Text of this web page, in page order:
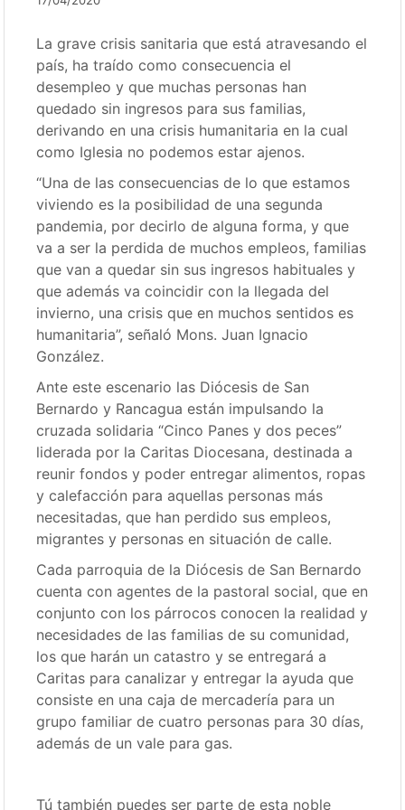
La grave crisis sanitaria que está atravesando el
país, ha traído como consecuencia el
desempleo y que muchas personas han
quedado sin ingresos para sus familias,
derivando en una crisis humanitaria en la cual
como Iglesia no podemos estar ajenos.
“Una de las consecuencias de lo que estamos
viviendo es la posibilidad de una segunda
pandemia, por decirlo de alguna forma, y que
va a ser la perdida de muchos empleos, familias
que van a quedar sin sus ingresos habituales y
que además va coincidir con la llegada del
invierno, una crisis que en muchos sentidos es
humanitaria”, señaló Mons. Juan Ignacio
González.
Ante este escenario las Diócesis de San
Bernardo y Rancagua están impulsando la
cruzada solidaria “Cinco Panes y dos peces”
liderada por la Caritas Diocesana, destinada a
reunir fondos y poder entregar alimentos, ropas
y calefacción para aquellas personas más
necesitadas, que han perdido sus empleos,
migrantes y personas en situación de calle.
Cada parroquia de la Diócesis de San Bernardo
cuenta con agentes de la pastoral social, que en
conjunto con los párrocos conocen la realidad y
necesidades de las familias de su comunidad,
los que harán un catastro y se entregará a
Caritas para canalizar y entregar la ayuda que
consiste en una caja de mercadería para un
grupo familiar de cuatro personas para 30 días,
además de un vale para gas.
Tú también puedes ser parte de esta noble